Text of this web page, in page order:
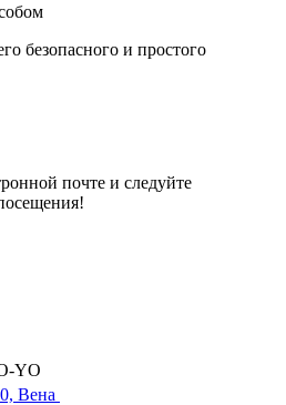
безопасного и простого
почте и следуйте
YO
Вена